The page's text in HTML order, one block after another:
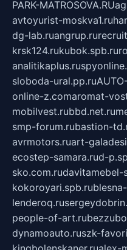
PARK-MATROSOVA.RU
avtoyurist-moskva1.ru
dg-lab.ruangrup.ru
krsk124.rukubok.spb.ru
analitikaplus.ru
sloboda-ural.pp.ru
online-z.comaromat-
mobilvest.rubbd.net.ru
smp-forum.rubastion-
avrmotors.ruart-
ecostep-samara.rud-
sko.com.rudavitamebel-
kokoroyari.spb.ru
lenderoq.ru
people-of-art.ru
dynamoauto.ruszk-